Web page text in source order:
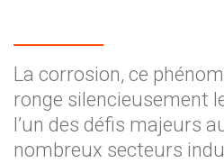
La corrosion, ce
ronge silencieusement
l’un des défis majeurs
nombreux secteurs